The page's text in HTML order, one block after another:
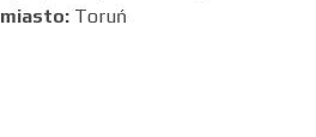
miasto: Toruń